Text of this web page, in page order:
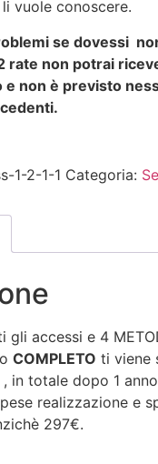
vuole conoscere.
se dovessi
rate non potrai
e non è previsto
1-2-1-1 Categoria:
accessi e 4
COMPLETO ti viene
in totale dopo 1
realizzazione e
297€.